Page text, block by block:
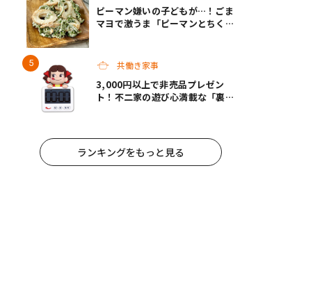
ピーマン嫌いの子どもが…！ごま
マヨで激うま「ピーマンとちくわ
共働き家事
3,000円以上で非売品プレゼン
ト！不二家の遊び心満載な「裏不
ランキングをもっと見る